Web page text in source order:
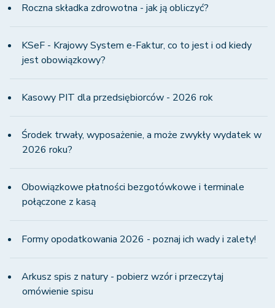
Roczna składka zdrowotna - jak ją obliczyć?
KSeF - Krajowy System e-Faktur, co to jest i od kiedy
jest obowiązkowy?
Kasowy PIT dla przedsiębiorców - 2026 rok
Środek trwały, wyposażenie, a może zwykły wydatek w
2026 roku?
Obowiązkowe płatności bezgotówkowe i terminale
połączone z kasą
Formy opodatkowania 2026 - poznaj ich wady i zalety!
Arkusz spis z natury - pobierz wzór i przeczytaj
omówienie spisu